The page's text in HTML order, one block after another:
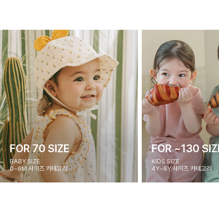
FOR 70 SIZE
BABY SIZE
0~6M 사이즈 카테고리
FOR ~130
KIDS SIZE
4Y~6Y 사이즈 카테고리